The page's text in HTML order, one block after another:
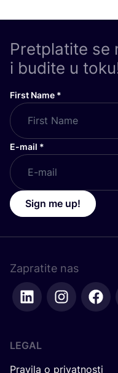
Pretplatite se
i budite u
First Name *
E-mail *
Sign me up!
Zapratite nas
LEGAL
Pravila o privatnosti